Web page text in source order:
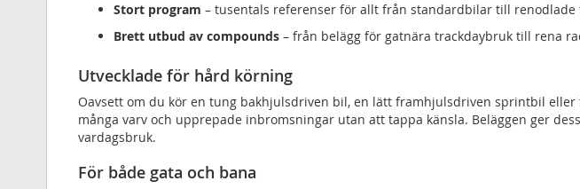
Stort program – tusentals referenser för allt från standardbilar till renodlade
Brett utbud av compounds – från belägg för gatnära trackdaybruk till rena
Utvecklade för hård körning
Oavsett om du kör en tung bakhjulsdriven bil, en lätt framhjulsdriven sprintbil
många varv och upprepade inbromsningar utan att tappa känsla. Beläggen ger
vardagsbruk.
För både gata och bana